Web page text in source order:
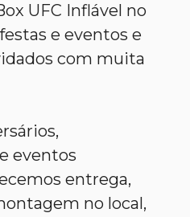
UFC Inflável no
e eventos e
com muita
eventos
entrega,
no local,